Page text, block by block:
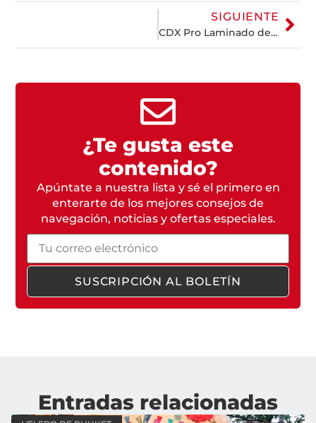
SIGUIENTE
CDX Pro Laminado de Crucero
¿Te gusta este
contenido?
Apúntate a nuestra lista y sé el primero en
enterarte de los mejores consejos de
navegación, noticias y ofertas especiales.
Correo
electrónico
SUSCRIPCIÓN AL BOLETÍN
Entradas relacionadas